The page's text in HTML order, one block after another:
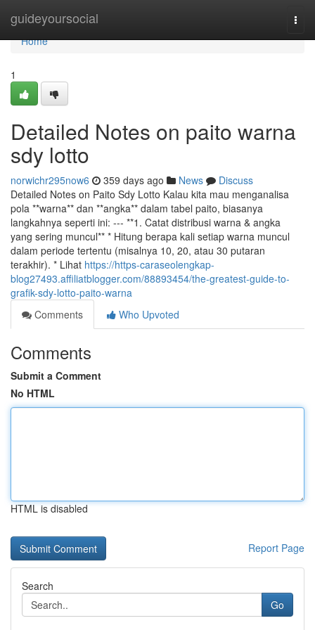
guideyoursocial
Home
Home
1
Detailed Notes on paito warna
sdy lotto
norwichr295now6 359 days ago News
Discuss
Detailed Notes on Paito Sdy Lotto Kalau kita mau menganalisa
pola **warna** dan **angka** dalam tabel paito, biasanya
langkahnya seperti ini: --- **1. Catat distribusi warna & angka
yang sering muncul** * Hitung berapa kali setiap warna muncul
dalam periode tertentu (misalnya 10, 20, atau 30 putaran
terakhir). * Lihat https://https-caraseolengkap-
blog27493.affiliatblogger.com/88893454/the-greatest-guide-to-
grafik-sdy-lotto-paito-warna
Comments
Who Upvoted
Comments
Submit a Comment
No HTML
HTML is disabled
Report Page
Search
Go